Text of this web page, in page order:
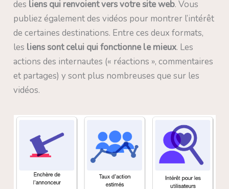
des liens qui renvoient vers votre site web. Vous
publiez également des vidéos pour montrer l’intérêt
de certaines destinations. Entre ces deux formats,
les liens sont celui qui fonctionne le mieux. Les
actions des internautes (« réactions », commentaires
et partages) y sont plus nombreuses que sur les
vidéos.